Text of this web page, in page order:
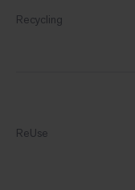
Recycling
ReUse